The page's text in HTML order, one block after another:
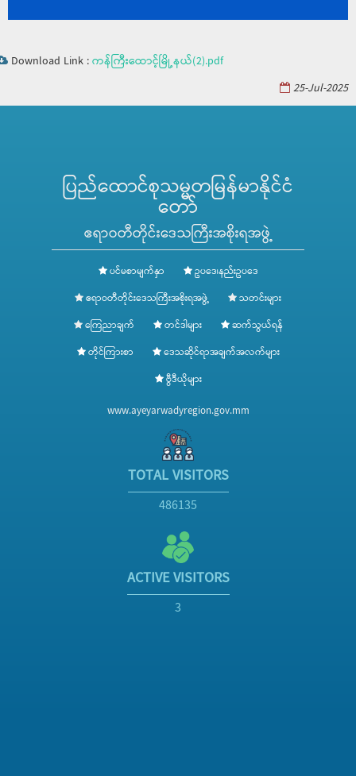
Download Link :ကန်ကြီးထောင့်မြို့နယ်(2).pdf
25-Jul-2025
ပြည်ထောင်စုသမ္မတမြန်မာနိုင်ငံ
တော်
ဧရာဝတီတိုင်းဒေသကြီးအစိုးရအဖွဲ့
ပင်မစာမျက်နှာ
ဥပဒေ၊နည်းဥပဒေ
ဧရာဝတီတိုင်းဒေသကြီးအစိုးရအဖွဲ့
သတင်းများ
ကြေညာချက်
တင်ဒါများ
ဆက်သွယ်ရန်
တိုင်ကြားစာ
ဒေသဆိုင်ရာအချက်အလက်များ
ဗွီဒီယိုများ
www.ayeyarwadyregion.gov.mm
TOTAL VISITORS
486135
ACTIVE VISITORS
3